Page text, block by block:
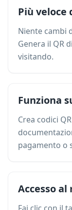
Più
Niente cambi
Genera il QR
visitando.
Funziona
Crea codici
pagamento o
Accesso